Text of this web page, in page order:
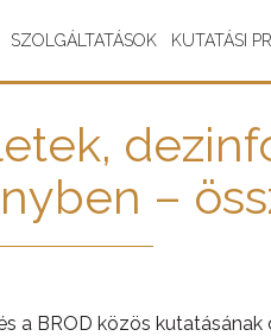
SZOLGÁLTATÁSOK KUTATÁSI
–
a BROD közös